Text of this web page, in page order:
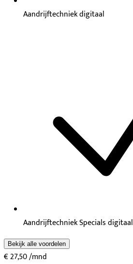
Aandrijftechniek digitaal
Aandrijftechniek Specials digitaal
Bekijk alle voordelen
€ 27,50/mnd